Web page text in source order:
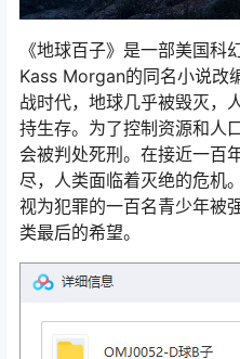
《地球百子》是一部美国科
Kass Morgan的同名小说改
战时代，地球几乎被毁灭，
持生存。为了控制资源和人
会被判处死刑。在接近一百
尽，人类面临着灭绝的危机
视为犯罪的一百名青少年被
类最后的希望。